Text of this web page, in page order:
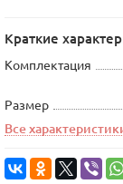
Краткие
Комплектация
Размер
Все